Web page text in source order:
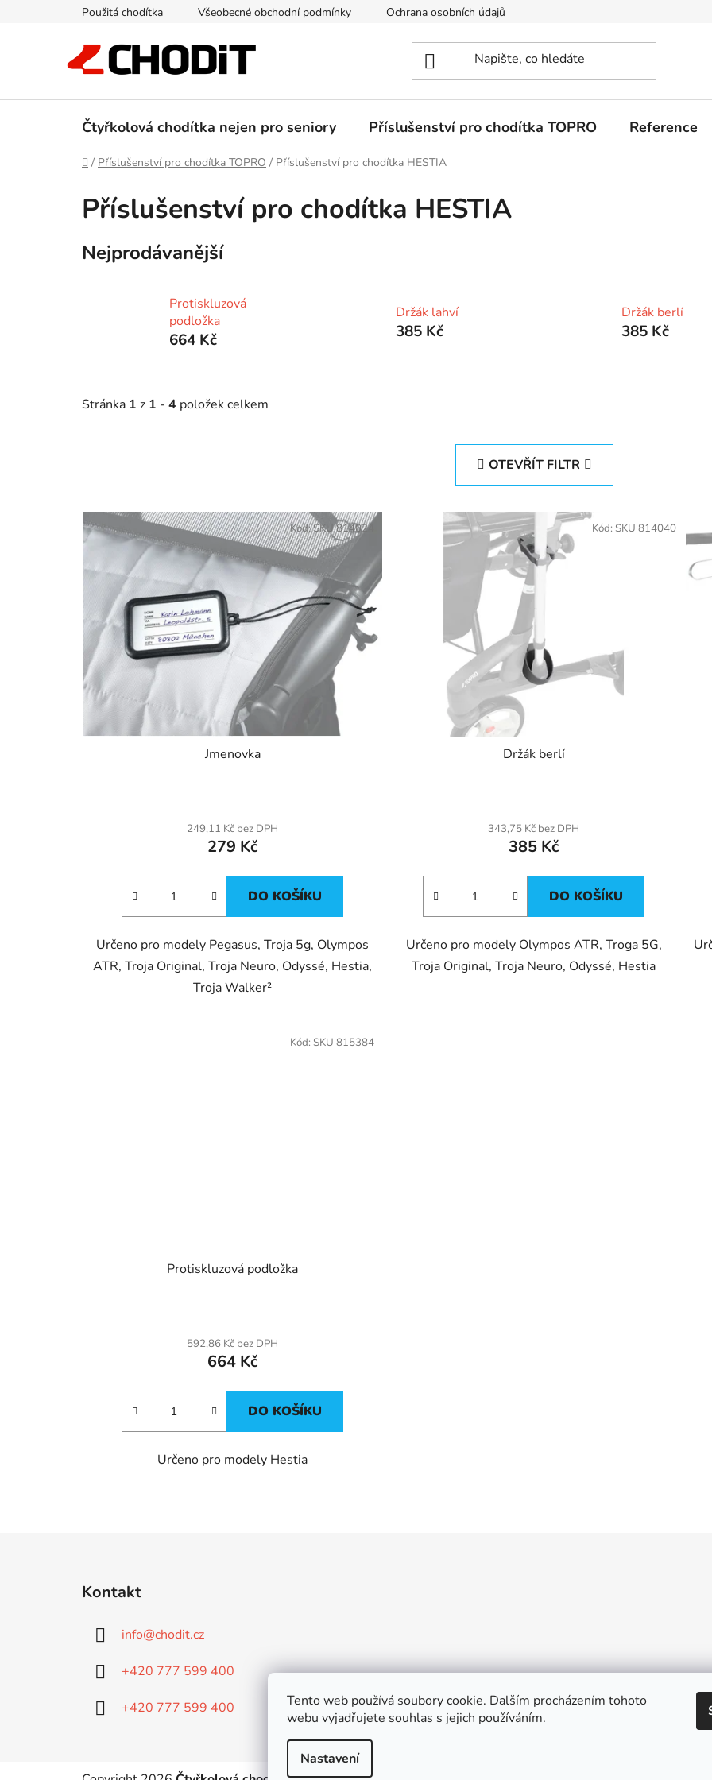
Tento web používá soubory cookie. Dalším procházením tohoto
webu vyjadřujete souhlas s jejich používáním.
Nastavení
Použitá chodítka Všeobecné obchodní podmínky Ochrana osobních údajů
Čtyřkolová chodítka nejen pro seniory Příslušenství pro chodítka TOPRO Reference
Domů
/ Příslušenství pro chodítka TOPRO / Příslušenství pro chodítka HESTIA
Příslušenství pro chodítka HESTIA
Nejprodávanější
Protiskluzová
podložka
664 Kč
Držák lahví
385 Kč
Držák berlí
385 Kč
Stránka 1 z 1 - 4 položek celkem
OTEVŘÍT FILTR
V
ý
i
p
r
o
d
u
t
Jmenovka
249,11 Kč bez DPH
279 Kč
DO KOŠÍKU
Určeno pro modely Pegasus, Troja 5g, Olympos
ATR, Troja Original, Troja Neuro, Odyssé, Hestia,
Troja Walker²
Kód:SKU 814024
Držák berlí
343,75 Kč bez DPH
385 Kč
DO KOŠÍKU
Určeno pro modely Olympos ATR, Troga 5G,
Troja Original, Troja Neuro, Odyssé, Hestia
Kód: SKU 814040
Protiskluzová podložka
592,86 Kč bez DPH
664 Kč
DO KOŠÍKU
Určeno pro modely Hestia
Kód:SKU 815384
r
k
y
Kontakt
info@chodit.cz
+420 777 599 400
+420 777 599 400